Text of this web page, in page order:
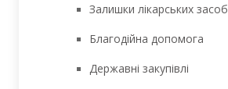
Залишки лікарських
Благодійна допомога
Державні закупівлі